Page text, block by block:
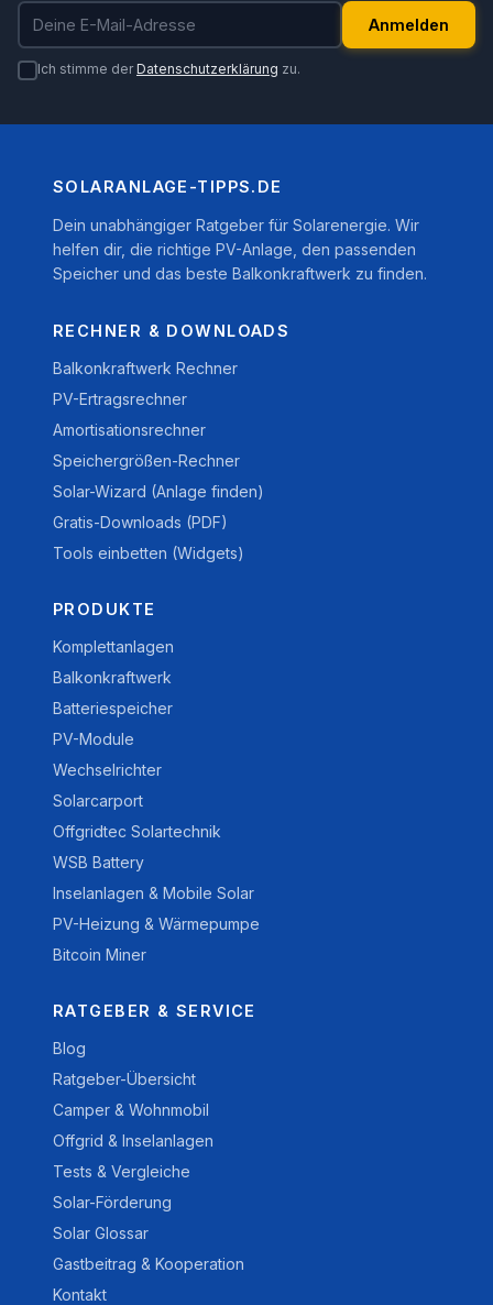
E-Mail-Adresse
Anmelden
Ich stimme derDatenschutzerklärung zu.
SOLARANLAGE-TIPPS.DE
Dein unabhängiger Ratgeber für Solarenergie. Wir
helfen dir, die richtige PV-Anlage, den passenden
Speicher und das beste Balkonkraftwerk zu finden.
RECHNER & DOWNLOADS
Balkonkraftwerk Rechner
PV-Ertragsrechner
Amortisationsrechner
Speichergrößen-Rechner
Solar-Wizard (Anlage finden)
Gratis-Downloads (PDF)
Tools einbetten (Widgets)
PRODUKTE
Komplettanlagen
Balkonkraftwerk
Batteriespeicher
PV-Module
Wechselrichter
Solarcarport
Offgridtec Solartechnik
WSB Battery
Inselanlagen & Mobile Solar
PV-Heizung & Wärmepumpe
Bitcoin Miner
RATGEBER & SERVICE
Blog
Ratgeber-Übersicht
Camper & Wohnmobil
Offgrid & Inselanlagen
Tests & Vergleiche
Solar-Förderung
Solar Glossar
Gastbeitrag & Kooperation
Kontakt